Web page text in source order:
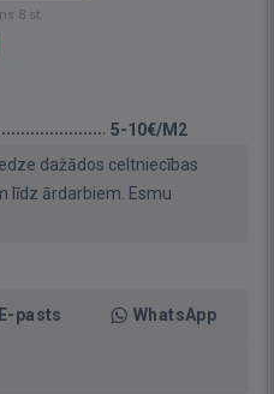
8 st.
5-10€/M2
dažādos celtniecības
līdz ārdarbiem. Esmu
E-pasts WhatsApp